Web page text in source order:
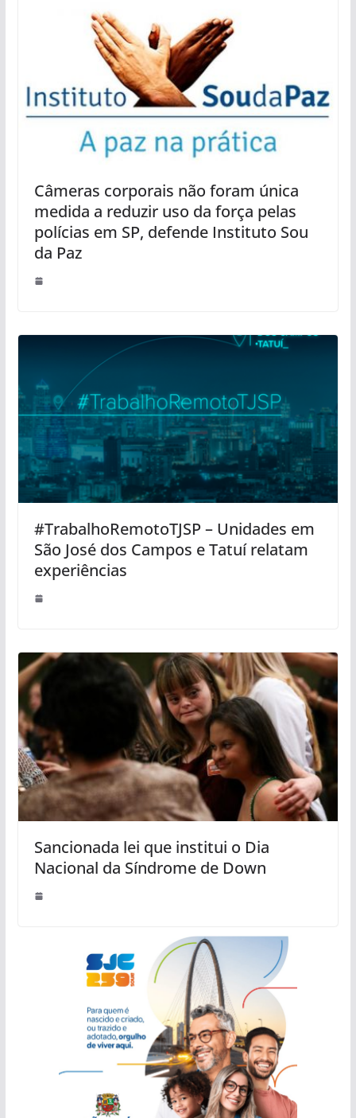
Câmeras corporais não foram única
medida a reduzir uso da força pelas
polícias em SP, defende Instituto Sou
da Paz
#TrabalhoRemotoTJSP – Unidades em
São José dos Campos e Tatuí relatam
experiências
Sancionada lei que institui o Dia
Nacional da Síndrome de Down